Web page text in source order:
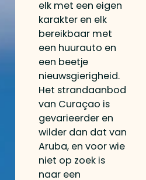
elk met een eigen
karakter en elk
bereikbaar met
een huurauto en
een beetje
nieuwsgierigheid.
Het strandaanbod
van Curaçao is
gevarieerder en
wilder dan dat van
Aruba, en voor wie
niet op zoek is
naar een